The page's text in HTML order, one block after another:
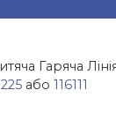
Гаряча
або116111